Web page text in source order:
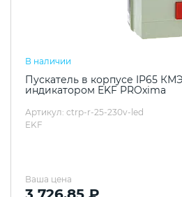
В наличии
Пускатель в корпусе IP65
индикатором EKF PROxima
Артикул: ctrp-r-25-230v-led
EKF
Ваша цена